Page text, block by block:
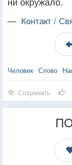
— Контакт /
Человек Слово
Сохранить